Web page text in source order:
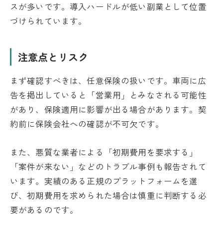
スが多いです。導入ハードルが低い副業として位置
づけられています。
注意点とリスク
まず確認すべきは、任意保険の扱いです。車両に広
告を掲出していると「営業用」とみなされる可能性
があり、保険適用に影響が出る場合があります。契
約前に保険会社への確認が不可欠です。
また、悪質な業者による「初期費用を要求する」
「案件が来ない」などのトラブル事例も報告されて
います。実績のある正規のプラットフォームを選
び、初期費用を求められた場合は慎重に判断する必
要があるのです。